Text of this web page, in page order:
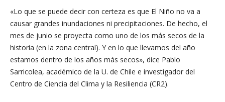
«Lo que se puede decir con certeza es que El Niño no va a
causar grandes inundaciones ni precipitaciones. De hecho, el
mes de junio se proyecta como uno de los más secos de la
historia (en la zona central). Y en lo que llevamos del año
estamos dentro de los años más secos», dice Pablo
Sarricolea, académico de la U. de Chile e investigador del
Centro de Ciencia del Clima y la Resiliencia (CR2).